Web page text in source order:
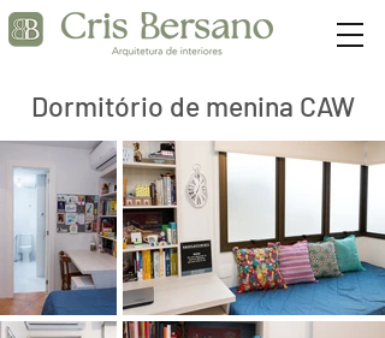
Dormitório de menina CAW